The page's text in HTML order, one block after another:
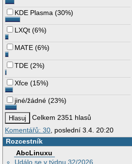
KDE Plasma (30%)
LXQt (6%)
MATE (6%)
TDE (2%)
Xfce (15%)
jiné/žádné (23%)
Celkem 2351 hlasů
Komentářů: 30 , poslední 3.4. 20:20
Rozcestník
AbcLinuxu
Událo se v týdnu 32/2026